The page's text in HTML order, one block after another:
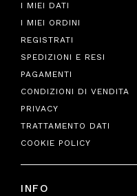
I MIEI DATI
I MIEI ORDINI
REGISTRATI
SPEDIZIONI E RESI
PAGAMENTI
CONDIZIONI DI VENDITA
PRIVACY
TRATTAMENTO DATI
COOKIE POLICY
INFO